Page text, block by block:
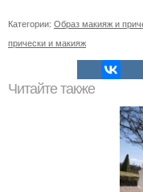
Категории: Образ макияж и
прически и макияж
Читайте также